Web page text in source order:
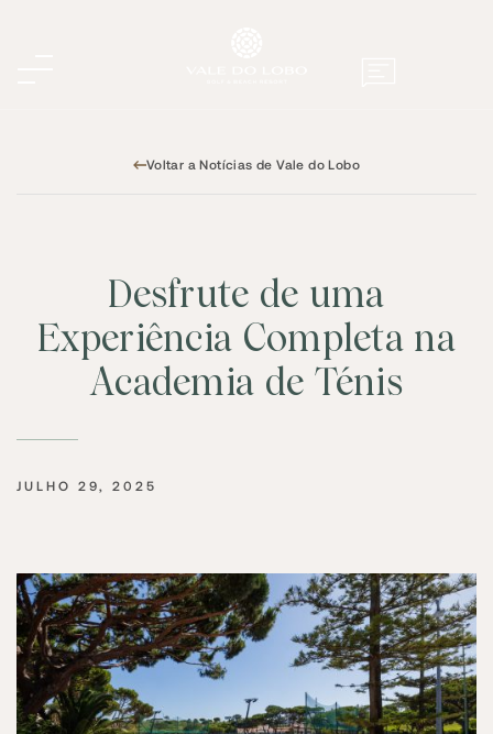
Voltar a Notícias de Vale do Lobo
Desfrute de uma
Experiência Completa na
Academia de Ténis
JULHO 29, 2025